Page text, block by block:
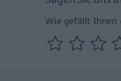
Wie gefällt Ihnen